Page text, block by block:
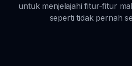
untuk menjelajahi fitur-fitur
seperti tidak pernah